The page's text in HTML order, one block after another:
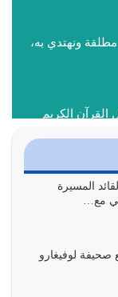
ونهتدي به،
القرآن الكريم
إضافة إلى
الله والتعدي
المسيرة
مع…
صحيفة لوفيغارو